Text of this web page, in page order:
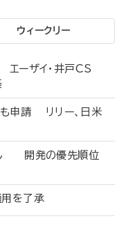
ウィークリー
ーザイ・井戸CS
申請 リリー、日米
し 開発の優先順位
用を了承